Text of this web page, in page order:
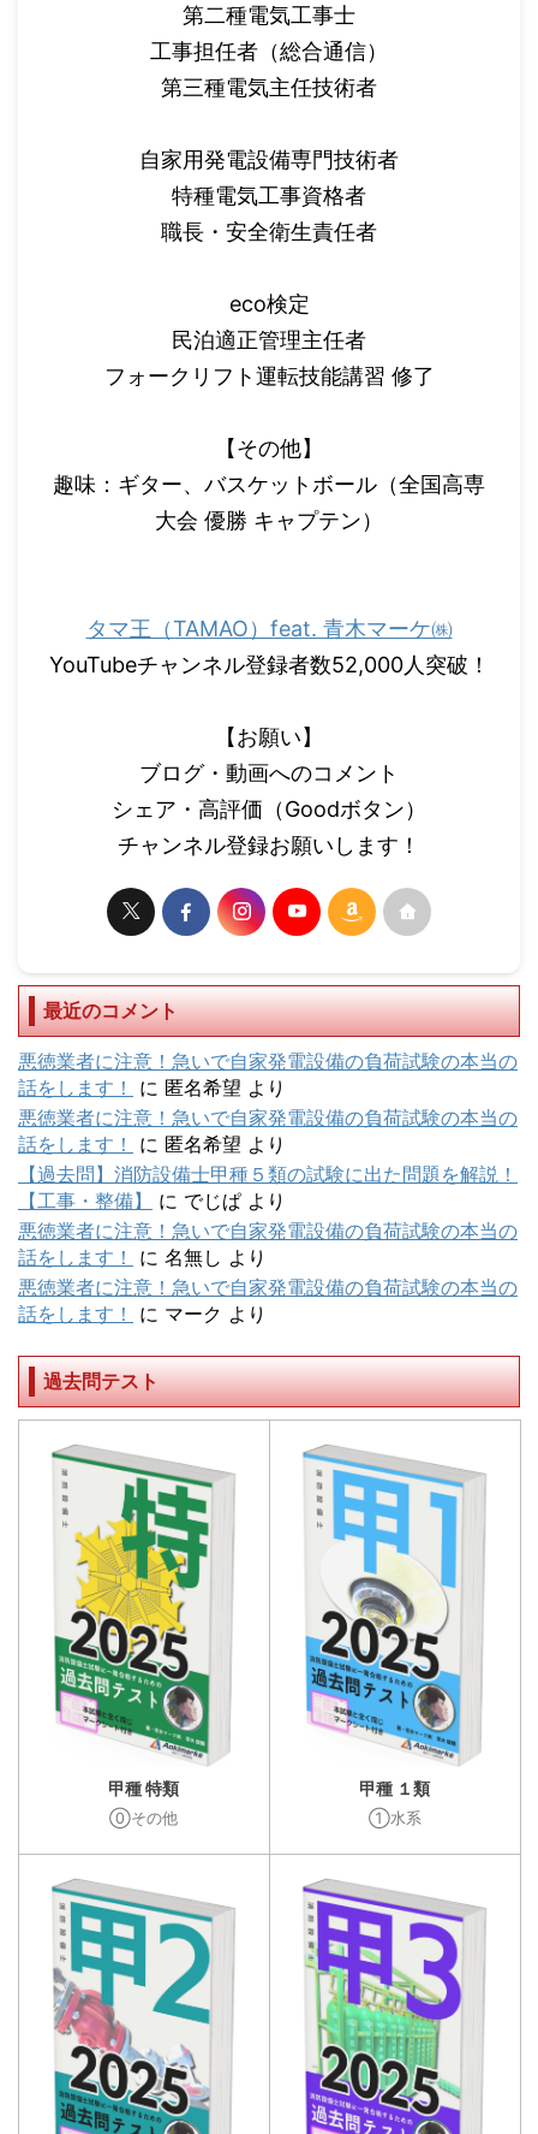
第二種電気工事士
工事担任者（総合通信）
第三種電気主任技術者
自家用発電設備専門技術者
特種電気工事資格者
職長・安全衛生責任者
eco検定
民泊適正管理主任者
フォークリフト運転技能講習 修了
【その他】
趣味：ギター、バスケットボール（全国高専
大会 優勝 キャプテン）
タマ王（TAMAO）feat. 青木マーケ㈱
YouTubeチャンネル登録者数52,000人突破！
【お願い】
ブログ・動画へのコメント
シェア・高評価（Goodボタン）
チャンネル登録お願いします！
最近のコメント
悪徳業者に注意！急いで自家発電設備の負荷試験の本当の
話をします！
に 匿名希望 より
悪徳業者に注意！急いで自家発電設備の負荷試験の本当の
話をします！
に 匿名希望 より
【過去問】消防設備士甲種５類の試験に出た問題を解説！
【工事・整備】
に でじぱ より
悪徳業者に注意！急いで自家発電設備の負荷試験の本当の
話をします！
に 名無し より
悪徳業者に注意！急いで自家発電設備の負荷試験の本当の
話をします！
に マーク より
過去問テスト
甲種 特類
⓪その他
甲種 １類
①水系